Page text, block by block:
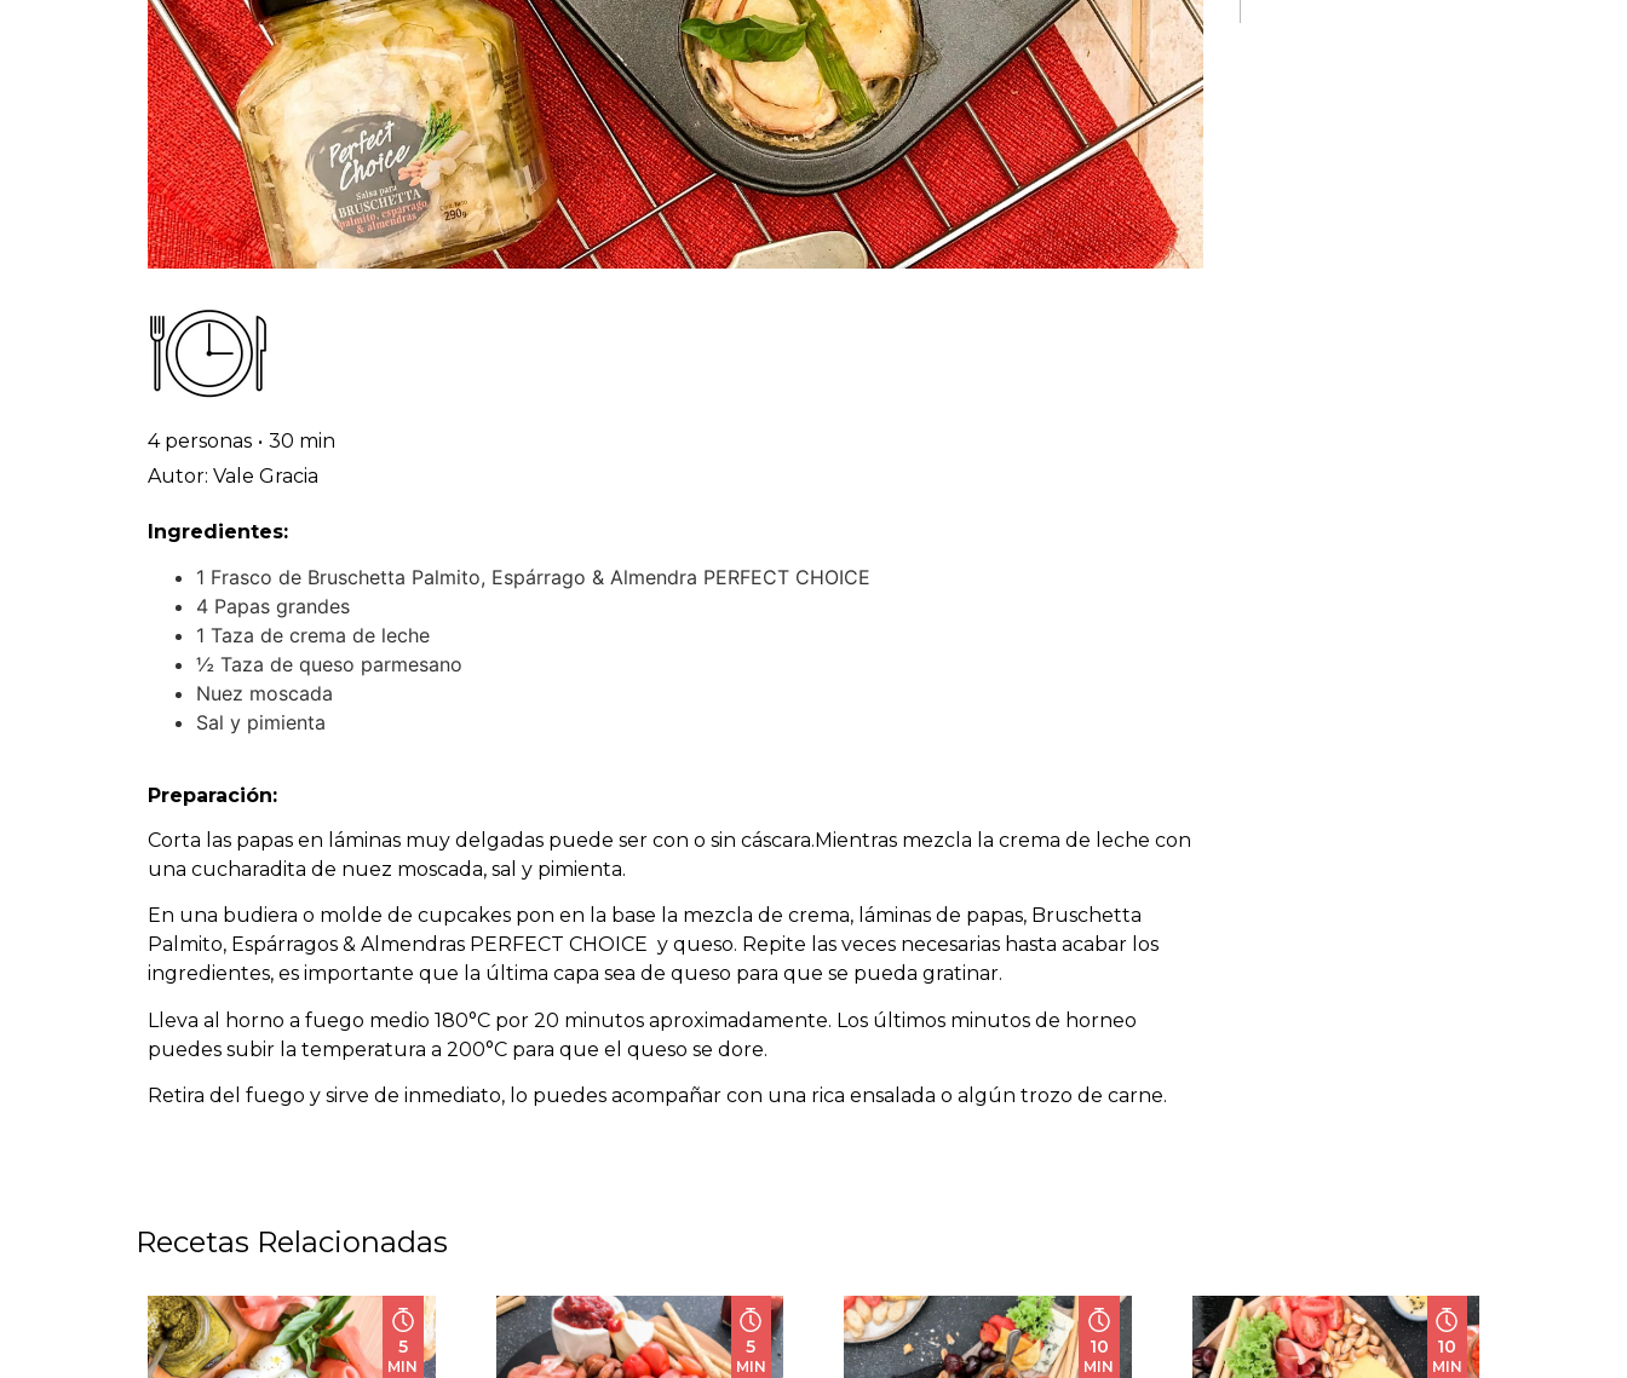
4 personas • 30 min
Autor: Vale Gracia
Ingredientes:
1 Frasco de Bruschetta Palmito, Espárrago & Almendra PERFECT CHOICE
4 Papas grandes
1 Taza de crema de leche
½ Taza de queso parmesano
Nuez moscada
Sal y pimienta
Preparación:
Corta las papas en láminas muy delgadas puede ser con o sin cáscara.Mientras mezcla la crema de leche con
una cucharadita de nuez moscada, sal y pimienta.
En una budiera o molde de cupcakes pon en la base la mezcla de crema, láminas de papas, Bruschetta
Palmito, Espárragos & Almendras PERFECT CHOICE y queso. Repite las veces necesarias hasta acabar los
ingredientes, es importante que la última capa sea de queso para que se pueda gratinar.
Lleva al horno a fuego medio 180°C por 20 minutos aproximadamente. Los últimos minutos de horneo
puedes subir la temperatura a 200°C para que el queso se dore.
Retira del fuego y sirve de inmediato, lo puedes acompañar con una rica ensalada o algún trozo de carne.
Recetas Relacionadas
5
MIN
5
MIN
10
MIN
10
MIN